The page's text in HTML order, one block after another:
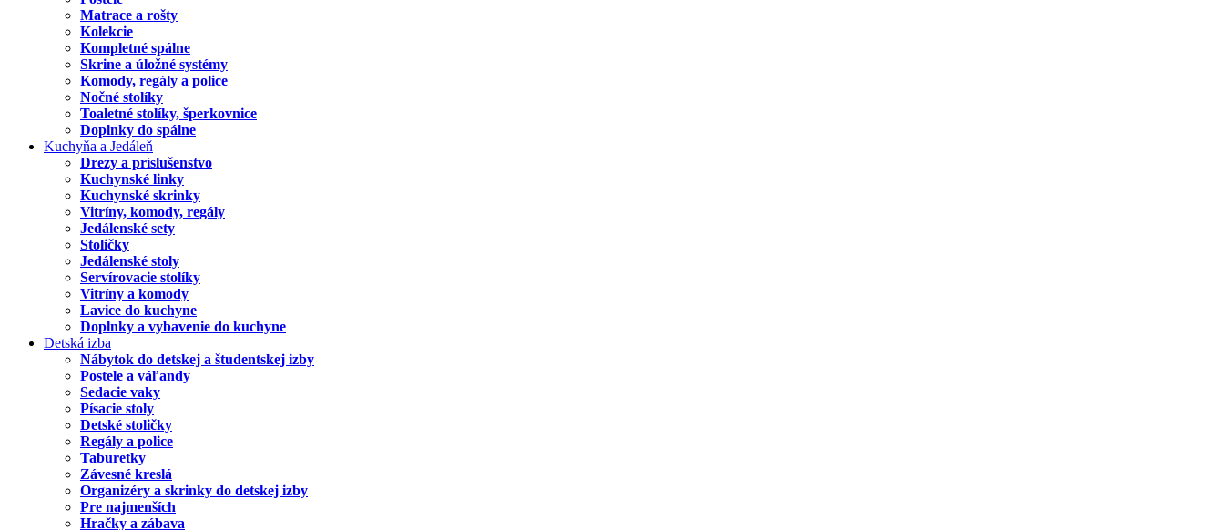
Matrace a rošty
Kolekcie
Kompletné spálne
Skrine a úložné systémy
Komody, regály a police
Nočné stolíky
Toaletné stolíky, šperkovnice
Doplnky do spálne
Kuchyňa a Jedáleň
Drezy a príslušenstvo
Kuchynské linky
Kuchynské skrinky
Vitríny, komody, regály
Jedálenské sety
Stoličky
Jedálenské stoly
Servírovacie stolíky
Vitríny a komody
Lavice do kuchyne
Doplnky a vybavenie do kuchyne
Detská izba
Nábytok do detskej a študentskej izby
Postele a váľandy
Sedacie vaky
Písacie stoly
Detské stoličky
Regály a police
Taburetky
Závesné kreslá
Organizéry a skrinky do detskej izby
Pre najmenších
Hračky a zábava